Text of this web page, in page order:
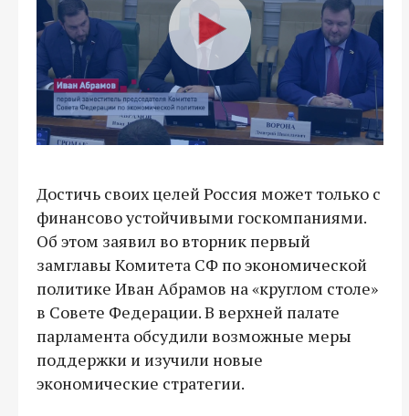
Достичь своих целей Россия может только с
финансово устойчивыми госкомпаниями.
Об этом заявил во вторник первый
замглавы Комитета СФ по экономической
политике Иван Абрамов на «круглом столе»
в Совете Федерации. В верхней палате
парламента обсудили возможные меры
поддержки и изучили новые
экономические стратегии.